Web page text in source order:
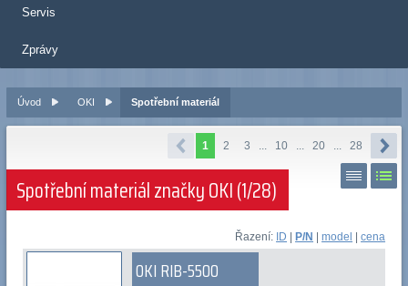
Servis
Zprávy
Úvod OKI Spotřební materiál
1 2 3 ... 10 ... 20 ... 28
Spotřební materiál značky OKI (1/28)
Řazení: ID P/N |model |cena
OKI RIB-5500